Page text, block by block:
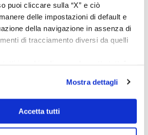
puoi cliccare sulla “X” e ciò
delle impostazioni di default e
della navigazione in assenza di
di tracciamento diversi da quelli
più consulta laprivacy policye la
Mostra dettagli
Accetta tutti
ottimo acquisto, spedizione veloce